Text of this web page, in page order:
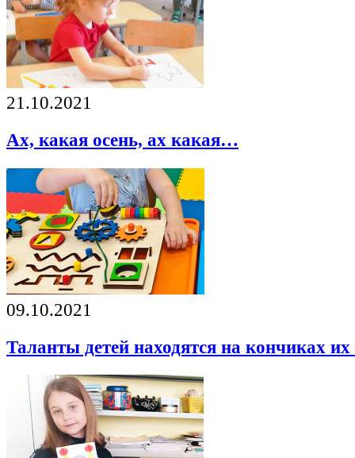
21.10.2021
Ах, какая осень, ах какая…
09.10.2021
Таланты детей находятся на кончиках их